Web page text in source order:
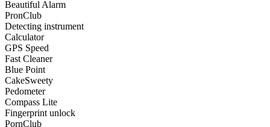
Beautiful Alarm
PronClub
Detecting instrument
Calculator
GPS Speed
Fast Cleaner
Blue Point
CakeSweety
Pedometer
Compass Lite
Fingerprint unlock
PornClub